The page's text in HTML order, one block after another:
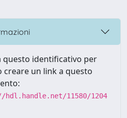
questo identificativo per
creare un link a questo
11580/1204